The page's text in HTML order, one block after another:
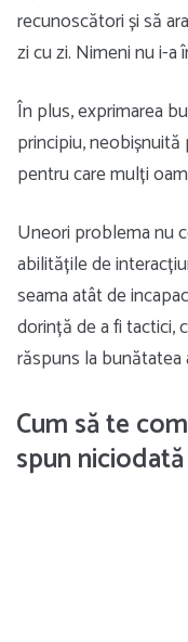
recunoscători și să
zi cu zi. Nimeni nu i-a
În plus, exprimarea
principiu,
pentru care mulți
Uneori problema nu
abilitățile de
seama atât de
dorință de a fi tactici,
răspuns la bunătatea
Cum să te
spun niciodată